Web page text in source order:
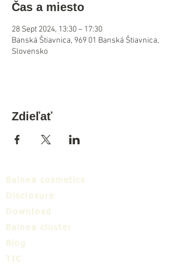
Čas a miesto
28 Sept 2024, 13:30 – 17:30
Banská Štiavnica, 969 01 Banská Štiavnica,
Slovensko
Zdieľať
Balnea cosmetics
Disclosure
Download
Balnea cluster
Blog
TIC